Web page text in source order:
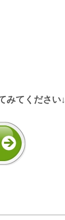
みてください↓